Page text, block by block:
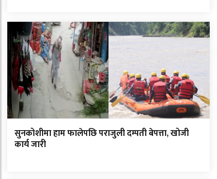
सुनकोशीमा हाम फालेपछि पराजुली दम्पती बेपत्ता, खोजी
कार्य जारी